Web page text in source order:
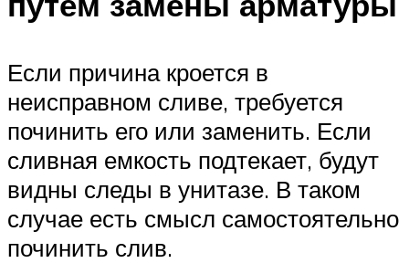
Если причина кроется в
неисправном сливе, требуется
починить его или заменить. Если
сливная емкость подтекает, будут
видны следы в унитазе. В таком
случае есть смысл самостоятельно
починить слив.